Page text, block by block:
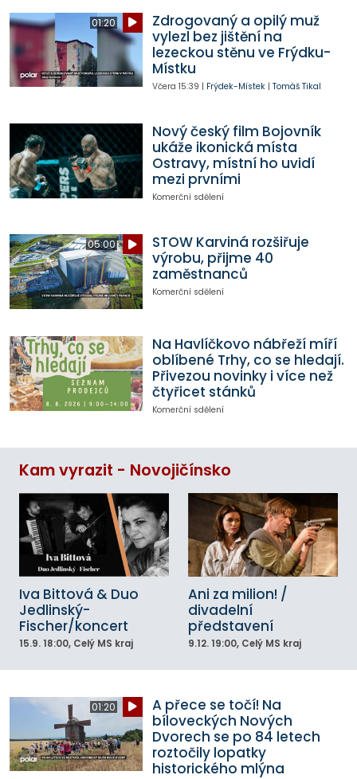
01:20
Zdrogovaný a opilý muž
vylezl bez jištění na
lezeckou stěnu ve Frýdku-
Místku
Včera 15:39 | Frýdek-Místek| Tomáš Tikal
Nový český film Bojovník
ukáže ikonická místa
Ostravy, místní ho uvidí
mezi prvními
Komerční sdělení
05:00
STOW Karviná rozšiřuje
výrobu, přijme 40
zaměstnanců
Komerční sdělení
Na Havlíčkovo nábřeží míří
oblíbené Trhy, co se hledají.
Přivezou novinky i více než
čtyřicet stánků
Komerční sdělení
Kam vyrazit - Novojičínsko
Iva Bittová & Duo
Jedlinský-
Fischer/koncert
15.9. 18:00, Celý MS kraj
Ani za milion! /
divadelní
představení
9.12. 19:00, Celý MS kraj
01:20
A přece se točí! Na
bíloveckých Nových
Dvorech se po 84 letech
roztočily lopatky
historického mlýna